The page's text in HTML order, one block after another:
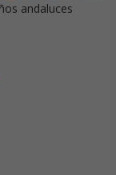
andaluces